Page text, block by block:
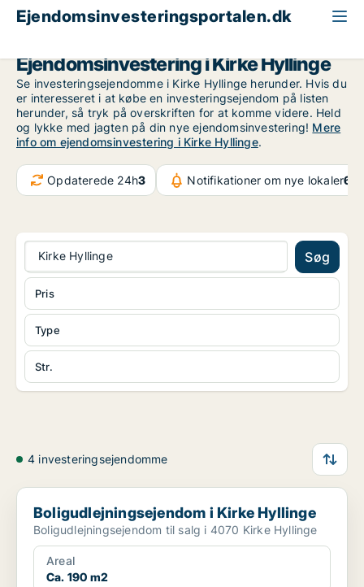
Ejendomsinvesteringsportalen.dk
Ejendomsinvestering i Kirke Hyllinge
Se investeringsejendomme i Kirke Hyllinge herunder. Hvis du
er interesseret i at købe en investeringsejendom på listen
herunder, så tryk på overskriften for at komme videre. Held
og lykke med jagten på din nye ejendomsinvestering! Mere
info om ejendomsinvestering i Kirke Hyllinge.
Opdaterede 24h3 Notifikationer om nye lokaler
Kirke Hyllinge Søg
Type
Str.
Pris
4 investeringsejendomme
Boligudlejningsejendom i Kirke Hyllinge
Boligudlejningsejendom i Kirke Hyllinge
Boligudlejningsejendom til salg i 4070 Kirke Hyllinge
Areal
Ca. 190 m2